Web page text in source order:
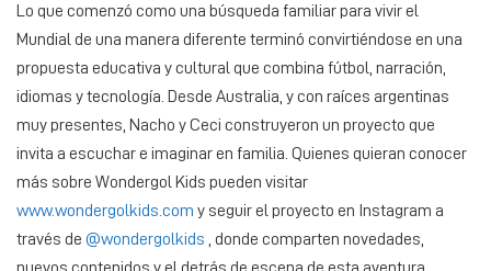
Lo que comenzó como una búsqueda familiar para vivir el
Mundial de una manera diferente terminó convirtiéndose en una
propuesta educativa y cultural que combina fútbol, narración,
idiomas y tecnología. Desde Australia, y con raíces argentinas
muy presentes, Nacho y Ceci construyeron un proyecto que
invita a escuchar e imaginar en familia. Quienes quieran conocer
más sobre Wondergol Kids pueden visitar
www.wondergolkids.com y seguir el proyecto en Instagram a
través de @wondergolkids , donde comparten novedades,